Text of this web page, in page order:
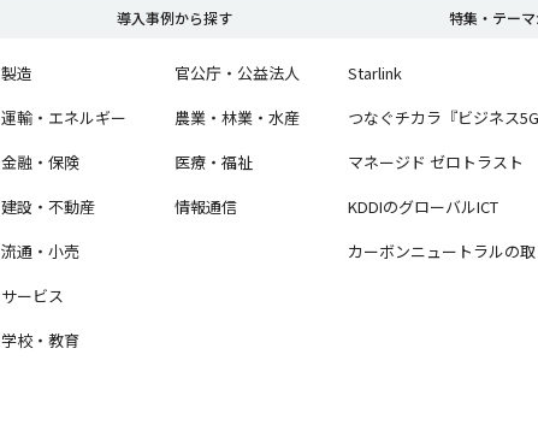
導入事例から探す
製造
運輸・エネルギー
金融・保険
建設・不動産
流通・小売
サービス
学校・教育
官公庁・公益法人
農業・林業・水産
医療・福祉
情報通信
特集・テー
Starlink
つなぐチカラ『ビジネス
マネージド ゼロトラスト
KDDIのグローバルICT
カーボンニュートラルの